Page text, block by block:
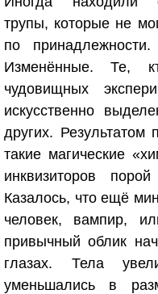
трупы, которые не
по
Изменённые. Те,
чудовищных
искусственно
других. Результатом
такие магические
инквизиторов
Казалось, что ещё
человек, вампир,
привычный облик
глазах. Тела
уменьшались в